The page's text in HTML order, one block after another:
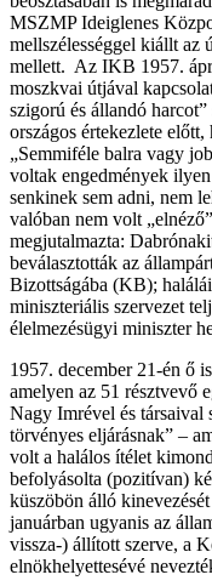
MSZMP Ideiglenes
mellszélességgel kiállt az
mellett. Az IKB 1957.
moszkvai útjával
szigorú és állandó
országos értekezlete
„Semmiféle balra vagy
voltak engedmények
senkinek sem adni, nem
valóban nem volt
megjutalmazta:
beválasztották az
Bizottságába (KB);
miniszteriális szervezet
élelmezésügyi miniszter
1957. december 21-én ő
amelyen az 51 résztvevő
Nagy Imrével és társaival
törvényes eljárásnak” –
volt a halálos ítélet
befolyásolta (pozitívan)
küszöbön álló
januárban ugyanis az
vissza-) állított szerve, a
elnökhelyettesévé